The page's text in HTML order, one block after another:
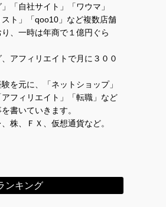
「自社サイト」「ワウマ」
スト」「qoo10」など複数店舗
、一時は年商で１億円ぐら
アフィリエイトで月に３００
を元に、「ネットショップ」
アフィリエイト」「転職」など
書いていきます。
株、ＦＸ、仮想通貨など。
ンキング